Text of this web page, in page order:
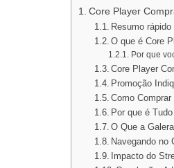
Core Player
Resumo
O que é Core
Por que
Core Player
Promoção
Como
Por que é
O Que a
Navegando no
Impacto do